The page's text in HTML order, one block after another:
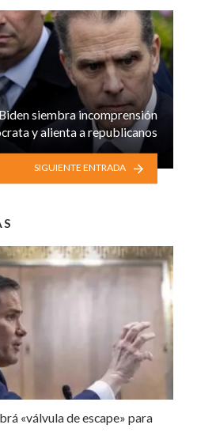
siembra incomprensión
y alienta a republicanos
SIGUIENTE ENTRADA
«válvula de escape» para